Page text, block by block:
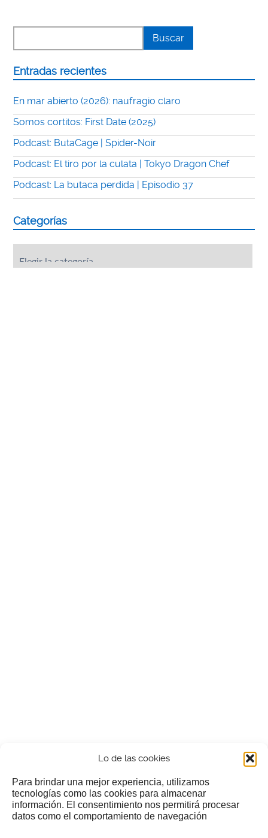
Lo de las cookies
Para brindar una mejor experiencia, utilizamos
tecnologías como las cookies para almacenar
información. El consentimiento nos permitirá procesar
datos como el comportamiento de navegación
Entradas recientes
En mar abierto (2026): naufragio claro
Somos cortitos: First Date (2025)
Podcast: ButaCage | Spider-Noir
Podcast: El tiro por la culata | Tokyo Dragon Chef
Podcast: La butaca perdida | Episodio 37
Categorías
¿Nos invitas a un cafecillo?